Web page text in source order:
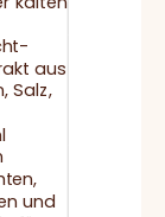
aus
Salz,
und